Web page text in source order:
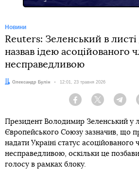
Новини
Reuters: Зеленський в листі
назвав ідею асоційованого
несправедливою
Автор:
Олександр Булін Дата:
12:01, 23 травня 2026
Facebook Twitter
Президент Володимир Зеленський у
Європейського Союзу зазначив, що
надати Україні статус асоційованого
несправедливою, оскільки це
голосу в рамках блоку.